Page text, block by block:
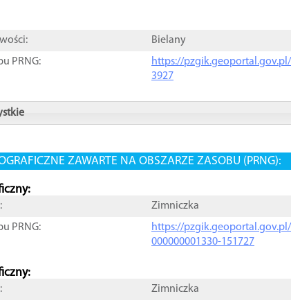
Bielany
PRNG:
https://pzgik.geoportal.gov.pl/
3927
ZAWARTE NA OBSZARZE ZASOBU (PRNG):
Zimniczka
PRNG:
https://pzgik.geoportal.gov.pl/
000000001330-151727
Zimniczka